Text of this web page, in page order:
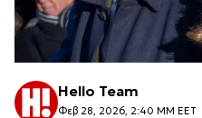
Hello Team
Φεβ 28, 2026, 2:40 ΜΜ EET